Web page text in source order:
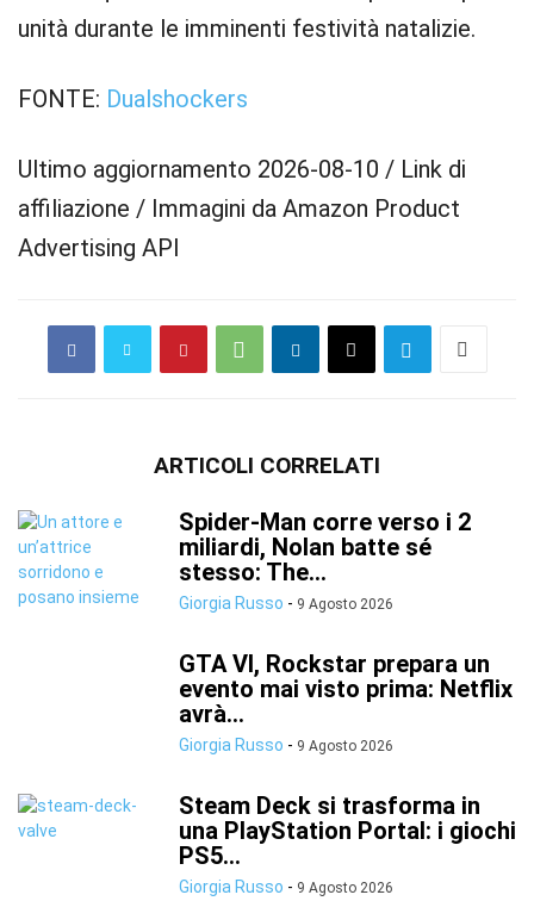
unità durante le imminenti festività natalizie.
FONTE: Dualshockers
Ultimo aggiornamento 2026-08-10 / Link di
affiliazione / Immagini da Amazon Product
Advertising API
ARTICOLI CORRELATI
Spider-Man corre verso i 2
miliardi, Nolan batte sé
stesso: The...
Giorgia Russo - 9 Agosto 2026
GTA VI, Rockstar prepara un
evento mai visto prima: Netflix
avrà...
Giorgia Russo - 9 Agosto 2026
Steam Deck si trasforma in
una PlayStation Portal: i giochi
PS5...
Giorgia Russo - 9 Agosto 2026